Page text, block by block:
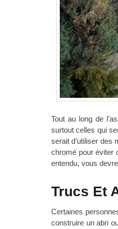
Tout au long de
surtout celles qui
serait d’utiliser des
chromé pour éviter
entendu, vous
Trucs Et
Certaines
construire un abri